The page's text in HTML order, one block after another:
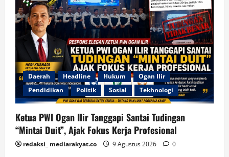
Daerah Headline Hukum
Ogan Ilir
Pendidikan
Politik Sosial Tekhnologi
Ketua PWI Ogan Ilir Tanggapi Santai Tudingan
“Mintai Duit”, Ajak Fokus Kerja Profesional
redaksi_ mediarakyat.co 9 Agustus 2026 0